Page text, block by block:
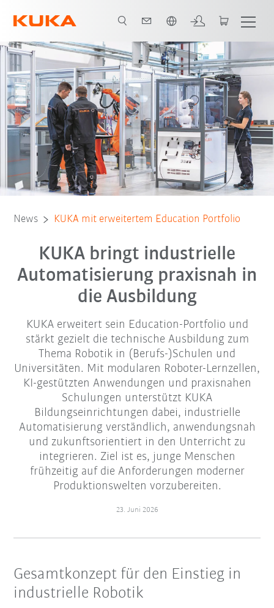
News KUKA mit erweitertem Education Portfolio
KUKA bringt industrielle
Automatisierung praxisnah in
die Ausbildung
KUKA erweitert sein Education-Portfolio und
stärkt gezielt die technische Ausbildung zum
Thema Robotik in (Berufs-)Schulen und
Universitäten. Mit modularen Roboter-Lernzellen,
KI-gestützten Anwendungen und praxisnahen
Schulungen unterstützt KUKA
Bildungseinrichtungen dabei, industrielle
Automatisierung verständlich, anwendungsnah
und zukunftsorientiert in den Unterricht zu
integrieren. Ziel ist es, junge Menschen
frühzeitig auf die Anforderungen moderner
Produktionswelten vorzubereiten.
23. Juni 2026
Gesamtkonzept für den Einstieg in
industrielle Robotik